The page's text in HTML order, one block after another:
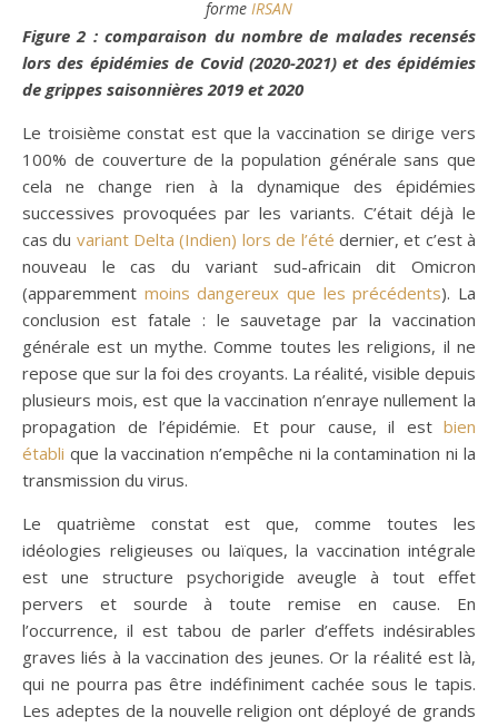
forme IRSAN
Figure 2 : comparaison du nombre de malades recensés
lors des épidémies de Covid (2020-2021) et des épidémies
de grippes saisonnières 2019 et 2020
Le troisième constat est que la vaccination se dirige vers
100% de couverture de la population générale sans que
cela ne change rien à la dynamique des épidémies
successives provoquées par les variants. C’était déjà le
cas du variant Delta (Indien) lors de l’été dernier, et c’est à
nouveau le cas du variant sud-africain dit Omicron
(apparemment moins dangereux que les précédents). La
conclusion est fatale : le sauvetage par la vaccination
générale est un mythe. Comme toutes les religions, il ne
repose que sur la foi des croyants. La réalité, visible depuis
plusieurs mois, est que la vaccination n’enraye nullement la
propagation de l’épidémie. Et pour cause, il est bien
établi que la vaccination n’empêche ni la contamination ni la
transmission du virus.
Le quatrième constat est que, comme toutes les
idéologies religieuses ou laïques, la vaccination intégrale
est une structure psychorigide aveugle à tout effet
pervers et sourde à toute remise en cause. En
l’occurrence, il est tabou de parler d’effets indésirables
graves liés à la vaccination des jeunes. Or la réalité est là,
qui ne pourra pas être indéfiniment cachée sous le tapis.
Les adeptes de la nouvelle religion ont déployé de grands